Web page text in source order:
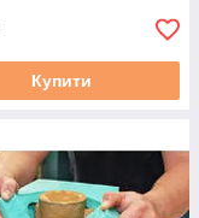
Купити